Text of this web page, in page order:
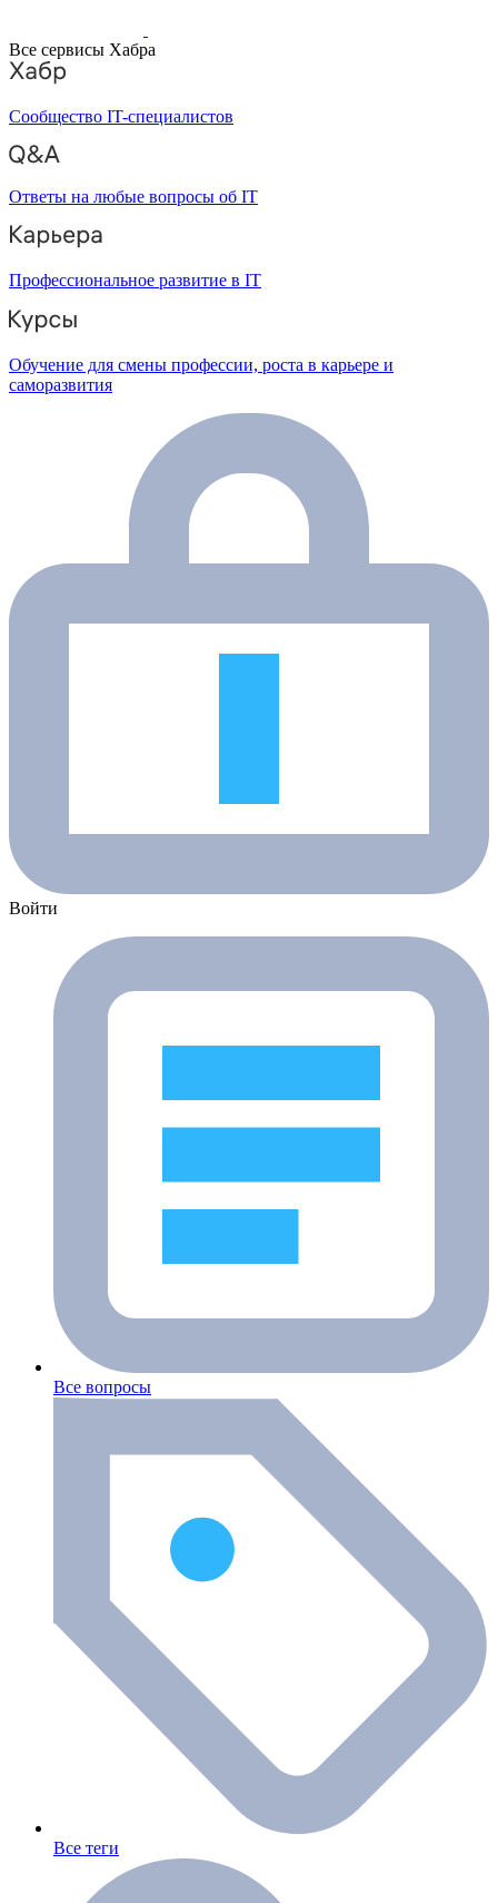
Все сервисы Хабра
Сообщество IT-специалистов
Ответы на любые вопросы об IT
Профессиональное развитие в IT
Обучение для смены профессии, роста в карьере и
саморазвития
Войти
Все вопросы
Все теги